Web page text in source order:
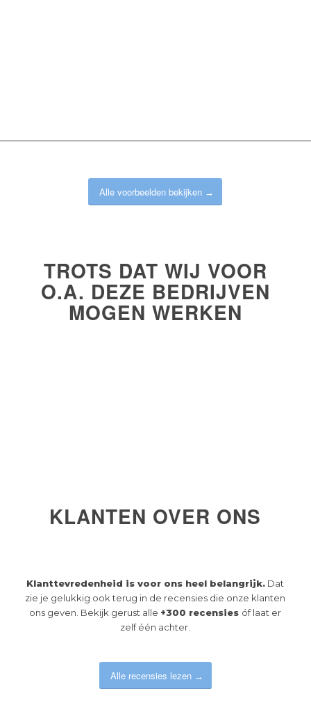
Alle voorbeelden bekijken
TROTS DAT WIJ VOOR
O.A. DEZE BEDRIJVEN
MOGEN WERKEN
KLANTEN OVER ONS
Klanttevredenheid is voor ons heel belangrijk. Dat
zie je gelukkig ook terug in de recensies die onze klanten
ons geven. Bekijk gerust alle +300 recensies óf laat er
zelf één achter.
Alle recensies lezen